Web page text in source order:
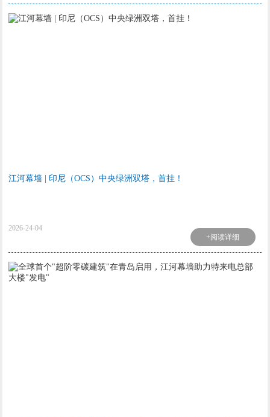
江河幕墙 | 印尼（OCS）中央绿洲双塔，首挂！
2026-24-04
+阅读详细